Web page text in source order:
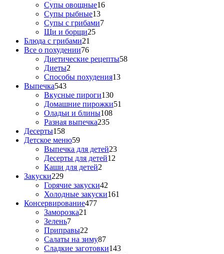
Супы овощные16
Супы рыбные13
Супы с грибами7
Щи и борщи25
Блюда с грибами21
Все о похудении76
Диетические рецепты58
Диеты2
Способы похудения13
Выпечка543
Вкусные пироги130
Домашние пирожки51
Оладьи и блины108
Разная выпечка235
Десерты158
Детское меню59
Выпечка для детей23
Десерты для детей12
Каши для детей2
Закуски229
Горячие закуски42
Холодные закуски161
Консервирование477
Заморозка21
Зелень7
Приправы22
Салаты на зиму87
Сладкие заготовки143